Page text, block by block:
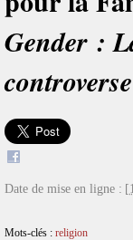
Gender :
controverse
Date de mise en ligne :
Mots-clés : religion